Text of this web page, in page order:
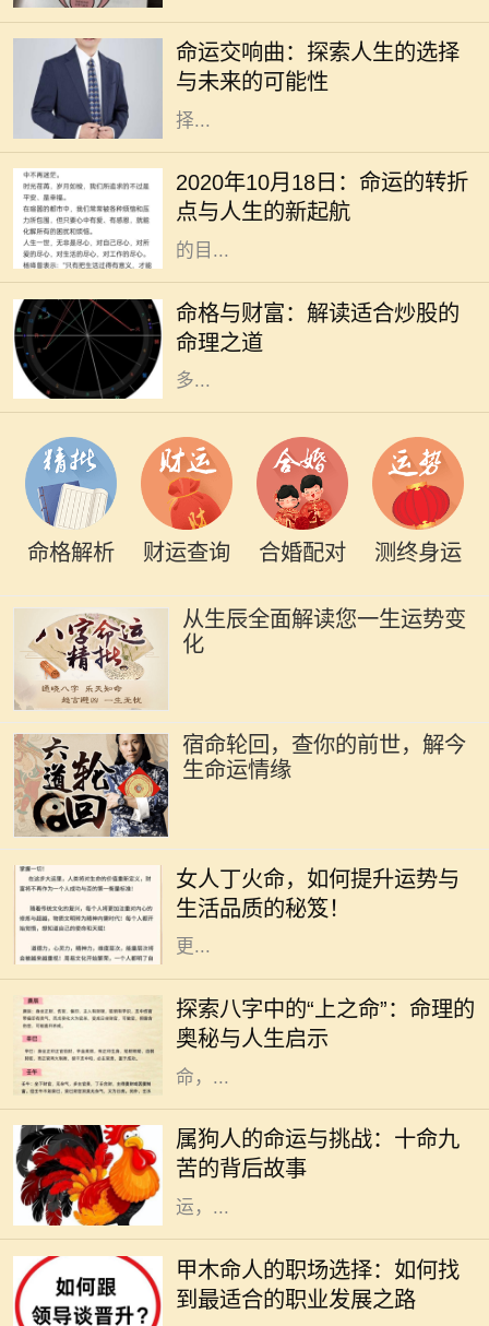
命运交响曲：探索人生的选择
与未来的可能性
到迷茫，甚至对未来充满了担忧。电
影《命运交响曲》通过一段跌宕起伏
的故事，引导观众深入思考人生的选
择...
2020年10月18日：命运的转折
点与人生的新起航
2020年10月18日，作为一个看似普
通的日子，却在不知不觉中成了许多
人生活的转折点。在这个时代高速发
展的背景下，我们总是忙于追逐眼前
的目...
命格与财富：解读适合炒股的
命理之道
在现代社会，股市作为一种重要的投
资方式，吸引了越来越多的人参与。
然而，炒股不仅仅是简单地买入和卖
出，更是与个人的命理息息相关。许
多...
命格解析 财运查询 合婚配对 测终身运
从生辰全面解读您一生运势变
化
宿命轮回，查你的前世，解今
生命运情缘
女人丁火命，如何提升运势与
生活品质的秘笈！
热情、温暖和灵动。对于女人来说，
丁火命的特质使她们充满了活力和魅
力。但是，要想在生活和事业中实现
更...
探索八字中的“上之命”：命理的
奥秘与人生启示
在中国传统命理学中，每个人的出生
时刻可以用八字来描述，而八字又可
以分为多种命格，其中“上之命”便是
一种颇具神秘色彩的命格。上之
命，...
属狗人的命运与挑战：十命九
苦的背后故事
在中国传统文化中，属狗的人常常被
描绘为忠诚正直、勇敢无畏的形象。
然而，许多人并不知道的是，属狗的
命人常常面临着“十命九苦”的命
运，...
甲木命人的职场选择：如何找
到最适合的职业发展之路
在古老的命理学中，甲木是五行之
一，象征着生机、成长和发展。甲木
命的人如同春天的树木，充满了生命
力和创造力。他们在人际关系中通常